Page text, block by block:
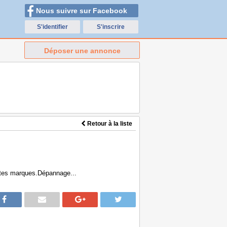
Nous suivre sur Facebook
S'identifier S'inscrire
Déposer une annonce
Retour à la liste
marques.Dépannage...